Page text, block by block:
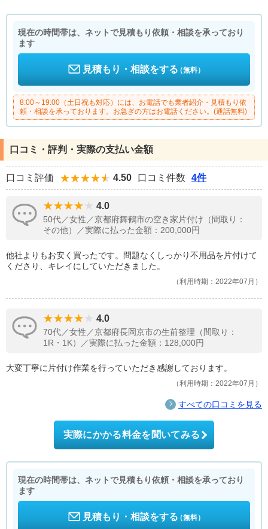
現在の時間帯は、ネットで見積もり依頼・相談を承っており
ます
見積もり・相談をする（無料）
8:00～19:00（土日祝も対応）には、お電話でも業者紹介・見積もり依
頼・相談を承っております。お急ぎの方はお電話ください。(通話無料)
口コミ・評判・実際の支払い金額
口コミ評価 4.50 口コミ件数 4件
4.0
50代／女性／京都府舞鶴市の空き家片付け（間取り：
その他）／実際に払った金額：200,000円
他社よりもお安く買ったです。問題なくしっかり不用品を片付けて
くださり、キレイにしていただきました。
利用時期：2022年07月
4.0
70代／女性／京都府長岡京市の生前整理（間取り：
1R・1K）／実際に払った金額：128,000円
大変丁寧に片付け作業を行っていただき感謝しております。
利用時期：2022年07月
すべての口コミを見る
実際にかかる料金を聞いてみる
現在の時間帯は、ネットで見積もり依頼・相談を承っており
ます
見積もり・相談をする（無料）